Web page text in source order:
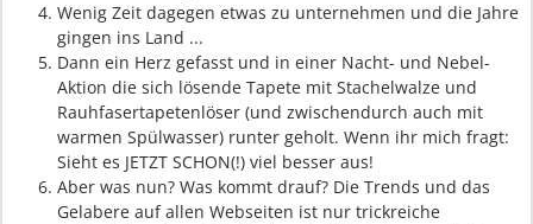
Wenig Zeit dagegen etwas zu unternehmen und die Jahre
gingen ins Land ...
Dann ein Herz gefasst und in einer Nacht- und Nebel-
Aktion die sich lösende Tapete mit Stachelwalze und
Rauhfasertapetenlöser (und zwischendurch auch mit
warmen Spülwasser) runter geholt. Wenn ihr mich fragt:
Sieht es JETZT SCHON(!) viel besser aus!
Aber was nun? Was kommt drauf? Die Trends und das
Gelabere auf allen Webseiten ist nur trickreiche